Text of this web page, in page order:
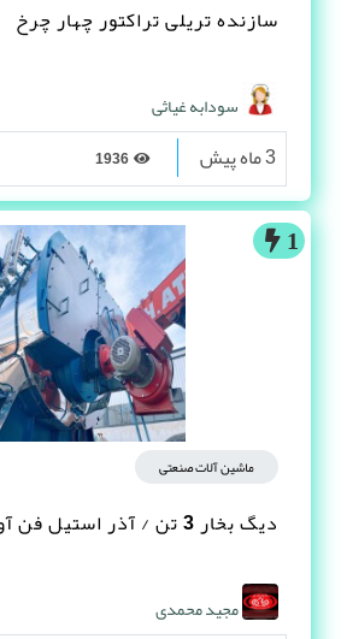
سازنده تریلی تراکتور چهار چرخ
سودابه غیاثی
3 ماه پیش
1
ماشین آلات صنعتی
دیگ بخار 3 تن / آذر استیل فن آوران
مجید محمدی